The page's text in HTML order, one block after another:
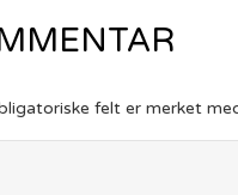
felt er merket